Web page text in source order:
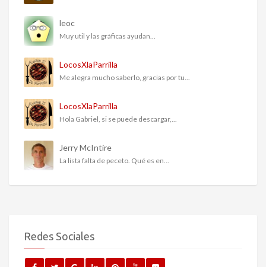
leoc
Muy util y las gráficas ayudan...
LocosXlaParrilla
Me alegra mucho saberlo, gracias por tu...
LocosXlaParrilla
Hola Gabriel, si se puede descargar,...
Jerry McIntire
La lista falta de peceto. Qué es en...
Redes Sociales